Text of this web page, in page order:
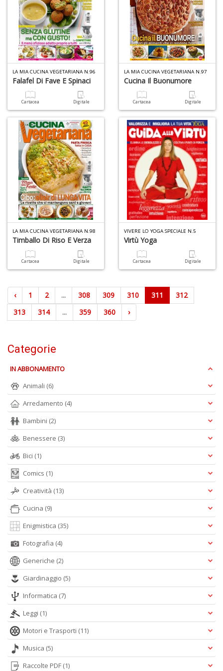
LA MIA CUCINA VEGETARIANA N.96
Falafel Di Fave E Spinaci
Cartacea Digitale
LA MIA CUCINA VEGETARIANA N.97
Cucina Il Buonumore
Cartacea Digitale
LA MIA CUCINA VEGETARIANA N.98
Timballo Di Riso E Verza
Cartacea Digitale
VIVERE LO YOGA SPECIALE N.5
Virtù Yoga
Cartacea Digitale
‹ 1 2 ... 308 309 310 311
312
313
314 ... 359 360 ›
Categorie
IN ABBONAMENTO
Animali (6)
Arredamento (4)
Bambini (2)
Benessere (3)
Bici (1)
Comics (1)
Creatività (13)
Cucina (9)
Enigmistica (35)
Fotografia (4)
Generiche (2)
Giardinaggio (5)
Informatica (7)
Leggi (1)
Motori e Trasporti (11)
Musica (5)
Raccolte PDF (1)